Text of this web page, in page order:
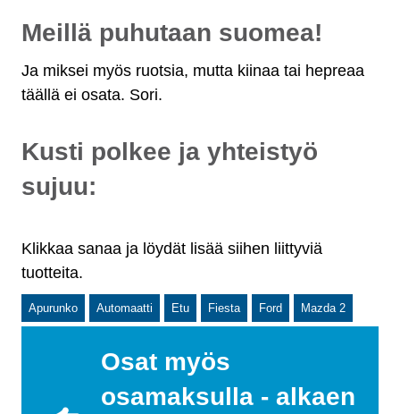
Klikkaa sanaa ja löydät lisää siihen liittyviä
tuotteita.
Apurunko Automaatti Etu Fiesta Ford Mazda 2
Osat myös
osamaksulla - alkaen
Meillä puhutaan suomea!
Ja miksei myös ruotsia, mutta kiinaa tai hepreaa
täällä ei osata. Sori.
Kusti polkee ja yhteistyö
sujuu: